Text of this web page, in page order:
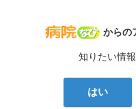
病院な
からの
知りたい情
はい